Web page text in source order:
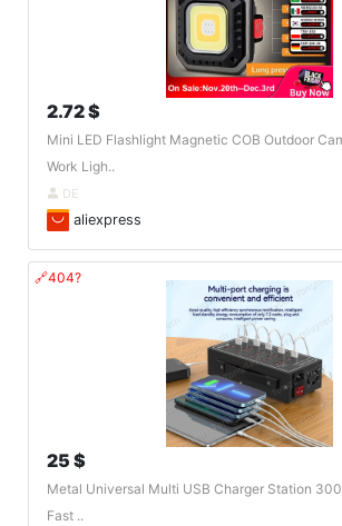
2.72 $
Mini LED Flashlight Magnetic COB Outdoor
Work Ligh..
DE
aliexpress
🔗404?
25 $
Metal Universal Multi USB Charger Station
Fast ..